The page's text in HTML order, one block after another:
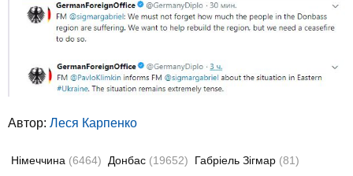
Автор: Леся Карпенко
Німеччина (6464) Донбас (19652) Габріель Зігмар (81)